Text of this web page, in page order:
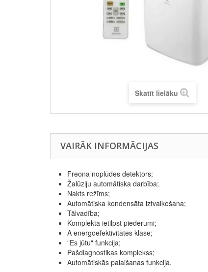
Skatīt lielāku
VAIRĀK INFORMĀCIJAS
Freona noplūdes detektors;
Žalūziju automātiska darbība;
Nakts režīms;
Automātiska kondensāta iztvaikošana;
Tālvadība;
Komplektā ietilpst piederumi;
A energoefektivitātes klase;
"Es jūtu" funkcija;
Pašdiagnostikas komplekss;
Automātiskās palaišanas funkcija.